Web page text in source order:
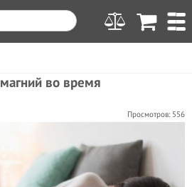
во время
Просмотров: 556